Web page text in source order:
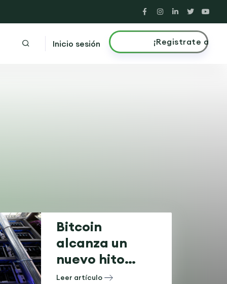
Inicio sesión¡Registrate ahora!
Bitcoin
alcanza un
nuevo hito
histórico:
Leer artículo